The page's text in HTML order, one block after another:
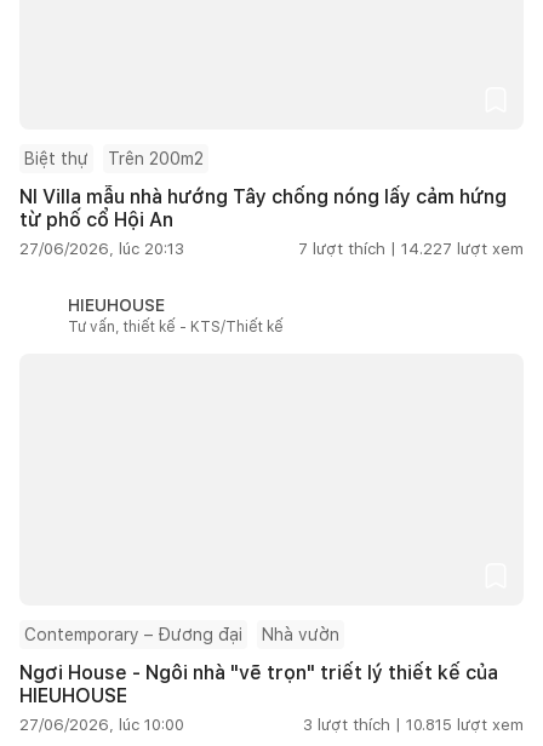
Biệt thự Trên 200m2
NI Villa mẫu nhà hướng Tây chống nóng lấy cảm hứng
từ phố cổ Hội An
27/06/2026, lúc 20:13 7 lượt thích | 14.227 lượt xem
HIEUHOUSE
Tư vấn, thiết kế - KTS/Thiết kế
Contemporary – Đương đại Nhà vườn
Ngơi House - Ngôi nhà "vẽ trọn" triết lý thiết kế của
HIEUHOUSE
27/06/2026, lúc 10:00 3 lượt thích | 10.815 lượt xem